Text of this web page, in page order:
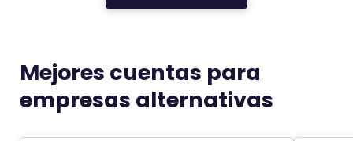
Mejores cuentas para
empresas alternativas